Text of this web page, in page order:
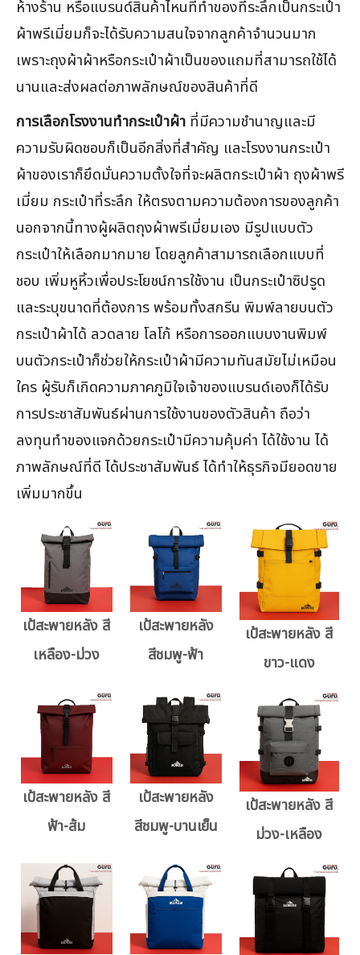
ห้างร้าน หรือแบรนด์สินค้าไหนที่ทำของที่ระลึกเป็นกระเป๋า
ผ้าพรีเมี่ยมก็จะได้รับความสนใจจากลูกค้าจำนวนมาก
เพราะถุงผ้าผ้าหรือกระเป๋าผ้าเป็นของแถมที่สามารถใช้ได้
นานและส่งผลต่อภาพลักษณ์ของสินค้าที่ดี
การเลือกโรงงานทำกระเป๋าผ้า ที่มีความชำนาญและมี
ความรับผิดชอบก็เป็นอีกสิ่งที่สำคัญ และโรงงานกระเป๋า
ผ้าของเราก็ยึดมั่นความตั้งใจที่จะผลิตกระเป๋าผ้า ถุงผ้าพรี
เมี่ยม กระเป๋าที่ระลึก ให้ตรงตามความต้องการของลูกค้า
นอกจากนี้ทางผู้ผลิตถุงผ้าพรีเมี่ยมเอง มีรูปแบบตัว
กระเป๋าให้เลือกมากมาย โดยลูกค้าสามารถเลือกแบบที่
ชอบ เพิ่มหูหิ้วเพื่อประโยชน์การใช้งาน เป็นกระเป๋าซิปรูด
และระบุขนาดที่ต้องการ พร้อมทั้งสกรีน พิมพ์ลายบนตัว
กระเป๋าผ้าได้ ลวดลาย โลโก้ หรือการออกแบบงานพิมพ์
บนตัวกระเป๋าก็ช่วยให้กระเป๋าผ้ามีความทันสมัยไม่เหมือน
ใคร ผู้รับก็เกิดความภาคภูมิใจเจ้าของแบรนด์เองก็ได้รับ
การประชาสัมพันธ์ผ่านการใช้งานของตัวสินค้า ถือว่า
ลงทุนทำของแจกด้วยกระเป๋ามีความคุ้มค่า ได้ใช้งาน ได้
ภาพลักษณ์ที่ดี ได้ประชาสัมพันธ์ ได้ทำให้ธุรกิจมียอดขาย
เพิ่มมากขึ้น
เป้สะพายหลัง สี
เหลือง-ม่วง
เป้สะพายหลัง
สีชมพู-ฟ้า
เป้สะพายหลัง สี
ขาว-แดง
เป้สะพายหลัง สี
ฟ้า-ส้ม
เป้สะพายหลัง
สีชมพู-บานเย็น
เป้สะพายหลัง สี
ม่วง-เหลือง